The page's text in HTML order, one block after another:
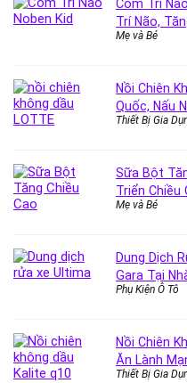
Cốm Trí
Trí Não,
Mẹ và Bé
Nồi Chiên
Quốc, Nấu
Thiết Bị Gia
Sữa Bột
Triển Chiều
Mẹ và Bé
Dung Dịch
Gara Tại
Phụ Kiện Ô Tô
Nồi Chiên
Ăn Lành
Thiết Bị Gia